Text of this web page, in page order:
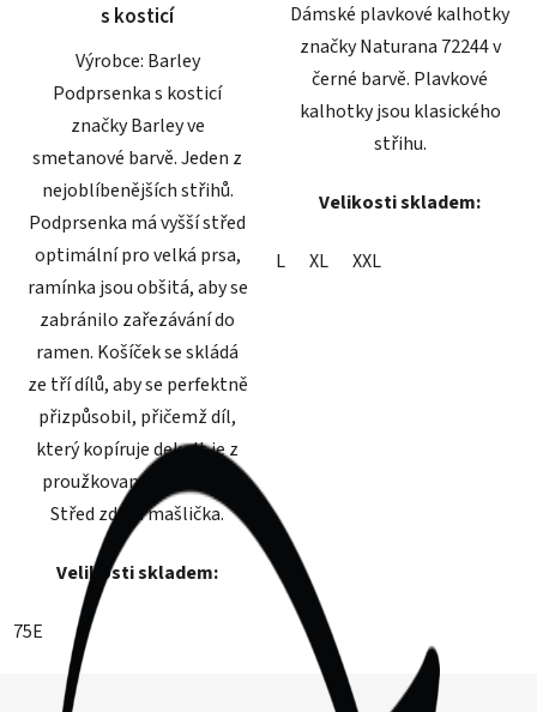
s kosticí
Výrobce: Barley
Podprsenka s kosticí
značky Barley ve
smetanové barvě. Jeden z
nejoblíbenějších střihů.
Podprsenka má vyšší střed
optimální pro velká prsa,
ramínka jsou obšitá, aby se
zabránilo zařezávání do
ramen. Košíček se skládá
ze tří dílů, aby se perfektně
přizpůsobil, přičemž díl,
který kopíruje dekolt je z
proužkovaného žakáru.
Střed zdobí mašlička.
Velikosti skladem:
75E
Dámské plavkové kalhotky
značky Naturana 72244 v
černé barvě. Plavkové
kalhotky jsou klasického
střihu.
Velikosti skladem:
L XL XXL